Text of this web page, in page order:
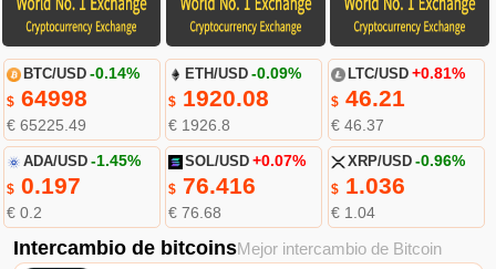
BTC/USD -0.14%
$64998
€ 65225.49
ETH/USD -0.09%
$ 1920.08
€ 1926.8
LTC/USD +0.81%
$46.21
€ 46.37
ADA/USD -1.45%
$0.197
€ 0.2
SOL/USD +0.07%
$ 76.416
€ 76.68
XRP/USD -0.96%
$1.036
€ 1.04
Intercambio de bitcoinsMejor intercambio de Bitcoin